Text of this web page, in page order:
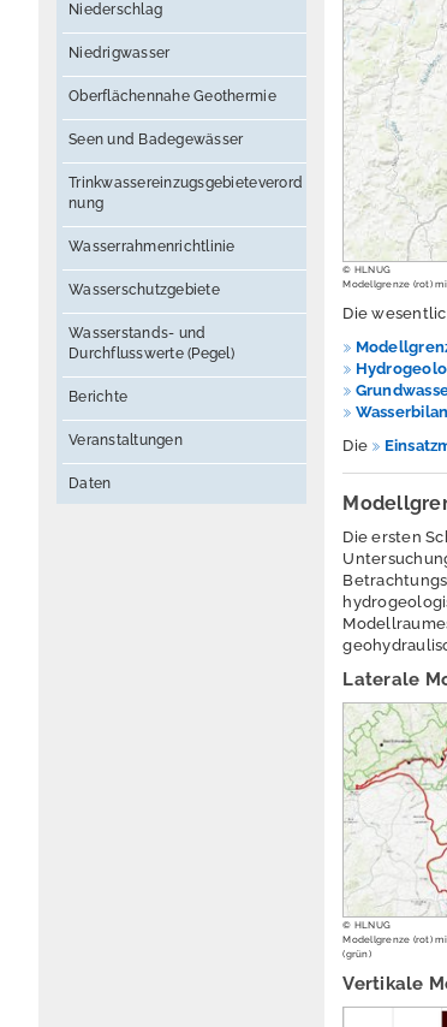
Niederschlag
Niedrigwasser
Oberflächennahe Geothermie
Seen und Badegewässer
Trinkwassereinzugsgebieteverord
nung
Wasserrahmenrichtlinie
Wasserschutzgebiete
Wasserstands- und
Durchflusswerte (Pegel)
Berichte
Veranstaltungen
Daten
© HLNUG
Modellgrenze (rot)
Die
Die
Die ersten
Laterale
© HLNUG
Modellgrenze (rot)
(grün)
Vertikale